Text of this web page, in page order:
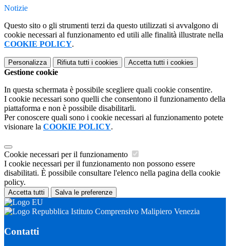
Notizie
Questo sito o gli strumenti terzi da questo utilizzati si avvalgono di
cookie necessari al funzionamento ed utili alle finalità illustrate nella
COOKIE POLICY.
Personalizza Rifiuta tutti i cookies Accetta tutti i cookies
Gestione cookie
In questa schermata è possibile scegliere quali cookie consentire.
I cookie necessari sono quelli che consentono il funzionamento della
piattaforma e non è possibile disabilitarli.
Per conoscere quali sono i cookie necessari al funzionamento potete
visionare la COOKIE POLICY.
Cookie necessari per il funzionamento
I cookie necessari per il funzionamento non possono essere
disabilitati. È possibile consultare l'elenco nella pagina della cookie
policy.
Accetta tutti Salva le preferenze
Istituto Comprensivo Malipiero Venezia
Contatti